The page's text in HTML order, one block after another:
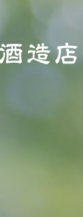
Ａ ＳＨＯＵＴＨ ＤＯＧ ギフト